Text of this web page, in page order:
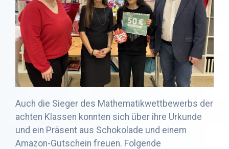
Auch die Sieger des Mathematikwettbewerbs der
achten Klassen konnten sich über ihre Urkunde
und ein Präsent aus Schokolade und einem
Amazon-Gutschein freuen. Folgende